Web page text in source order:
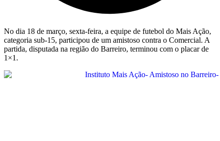
No dia 18 de março, sexta-feira, a equipe de futebol do Mais Ação,
categoria sub-15, participou de um amistoso contra o Comercial. A
partida, disputada na região do Barreiro, terminou com o placar de
1×1.